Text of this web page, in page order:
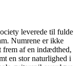
leverede til fulde
Numrene er ikke
frem af en indædthed,
en stor naturlighed i